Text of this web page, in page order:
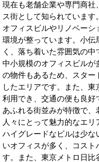
現在も老舗企業や専門商社
ス街として知られていま
オフィスビルやリノベー
環境が整っています。小伝
く、落ち着いた雰囲気の中
中小規模のオフィスビル
の物件もあるため、スター
したエリアです。また、
利用でき、交通の便も良
あふれる街並みが特徴で、
人々にとって魅力的なエリ
ハイグレードなビルは少な
いオフィスが多く、コス
す。また、東京メトロ日比